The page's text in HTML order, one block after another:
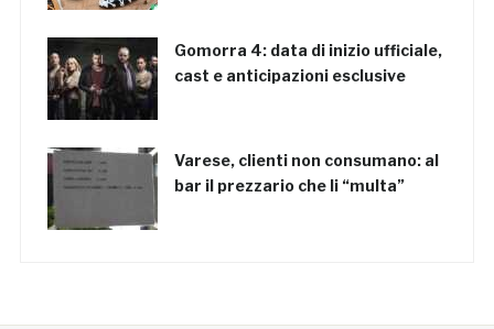
Gomorra 4: data di inizio ufficiale,
cast e anticipazioni esclusive
Varese, clienti non consumano: al
bar il prezzario che li “multa”